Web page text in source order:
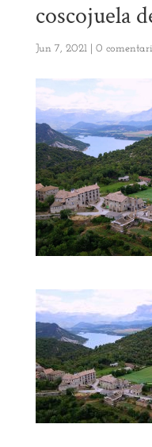
coscojuela
Jun 7, 2021| 0